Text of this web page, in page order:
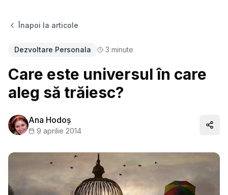
Înapoi la articole
Dezvoltare Personala 3 minute
Care este universul în care
aleg să trăiesc?
Ana Hodoș
9 aprilie 2014